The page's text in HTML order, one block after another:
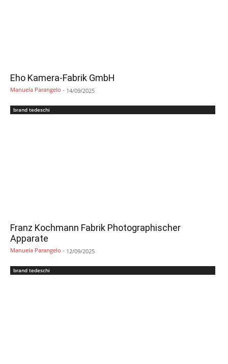
Eho Kamera-Fabrik GmbH
Manuela Parangelo - 14/09/2025
brand tedeschi
Franz Kochmann Fabrik Photographischer
Apparate
Manuela Parangelo - 12/09/2025
brand tedeschi